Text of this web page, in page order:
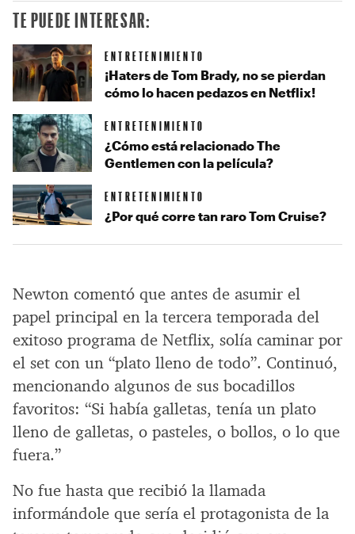
Newton comentó que antes de asumir el
papel principal en la tercera temporada del
exitoso programa de Netflix, solía caminar por
el set con un “plato lleno de todo”. Continuó,
mencionando algunos de sus bocadillos
favoritos: “Si había galletas, tenía un plato
lleno de galletas, o pasteles, o bollos, o lo que
fuera.”
No fue hasta que recibió la llamada
informándole que sería el protagonista de la
TE PUEDE INTERESAR:
ENTRETENIMIENTO
¡Haters de Tom Brady, no se pierdan
cómo lo hacen pedazos en Netflix!
ENTRETENIMIENTO
¿Cómo está relacionado The
Gentlemen con la película?
ENTRETENIMIENTO
¿Por qué corre tan raro Tom Cruise?